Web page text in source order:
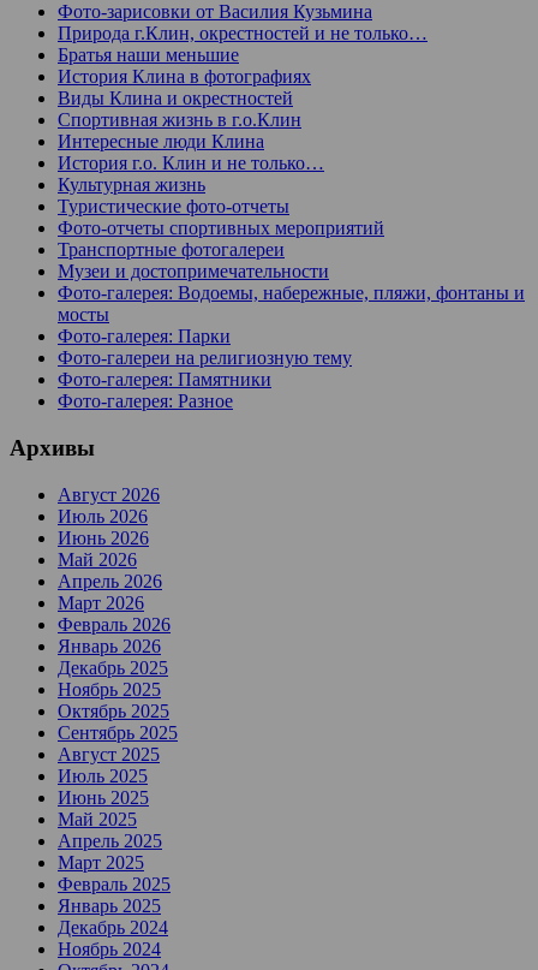
Фото-зарисовки от Василия Кузьмина
Природа г.Клин, окрестностей и не только…
Братья наши меньшие
История Клина в фотографиях
Виды Клина и окрестностей
Спортивная жизнь в г.о.Клин
Интересные люди Клина
История г.о. Клин и не только…
Культурная жизнь
Туристические фото-отчеты
Фото-отчеты спортивных мероприятий
Транспортные фотогалереи
Музеи и достопримечательности
Фото-галерея: Водоемы, набережные, пляжи, фонтаны и
мосты
Фото-галерея: Парки
Фото-галереи на религиозную тему
Фото-галерея: Памятники
Фото-галерея: Разное
Архивы
Август 2026
Июль 2026
Июнь 2026
Май 2026
Апрель 2026
Март 2026
Февраль 2026
Январь 2026
Декабрь 2025
Ноябрь 2025
Октябрь 2025
Сентябрь 2025
Август 2025
Июль 2025
Июнь 2025
Май 2025
Апрель 2025
Март 2025
Февраль 2025
Январь 2025
Декабрь 2024
Ноябрь 2024